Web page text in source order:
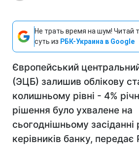
Не трать время на шум! Читай
суть из РБК-Украина в Google
Європейський
(ЭЦБ) залишив облікову
колишньому рівні - 4%
рішення було ухвалене на
сьогоднішньому засіданні
керівників банку, передає